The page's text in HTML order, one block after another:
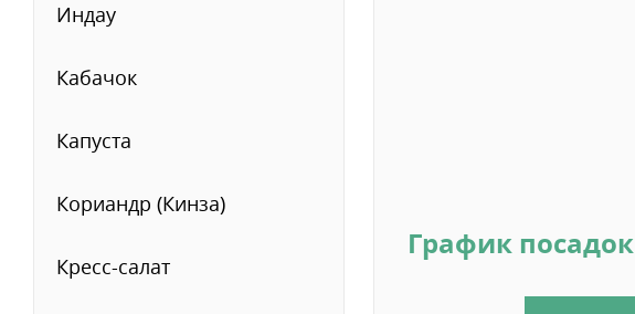
Индау
Кабачок
Капуста
Кориандр (Кинза)
Кресс-салат
График посадок